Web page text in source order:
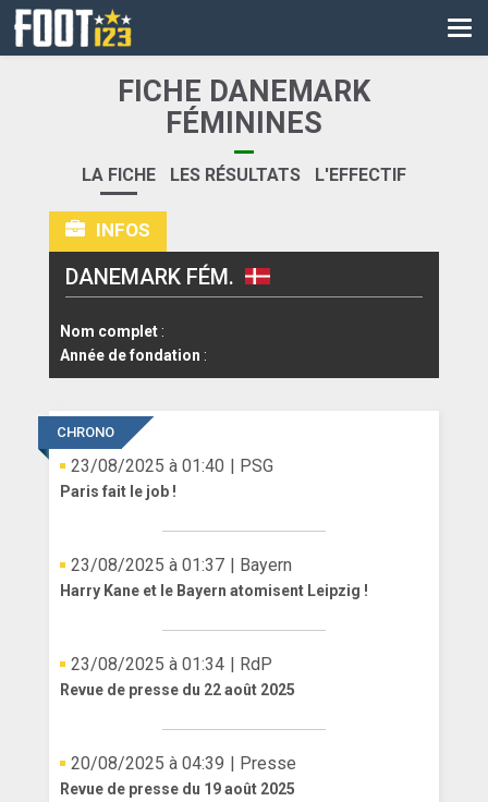
CM
LES DIRECTS
LIGUE 1
LIGUE 2
COUPE DE FRANCE
ESPAGNE
ALLEMAGNE
FICHE DANEMARK
FÉMININES
LA FICHE LES RÉSULTATS L'EFFECTIF
INFOS
DANEMARK FÉM.
Nom complet :
Année de fondation :
CHRONO
23/08/2025 à 01:40 | PSG
Paris fait le job !
23/08/2025 à 01:37 | Bayern
Harry Kane et le Bayern atomisent Leipzig !
23/08/2025 à 01:34 | RdP
Revue de presse du 22 août 2025
20/08/2025 à 04:39 | Presse
Revue de presse du 19 août 2025